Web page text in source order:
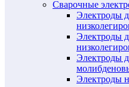
Сварочные
Электроды
Электроды
Электроды
Электроды